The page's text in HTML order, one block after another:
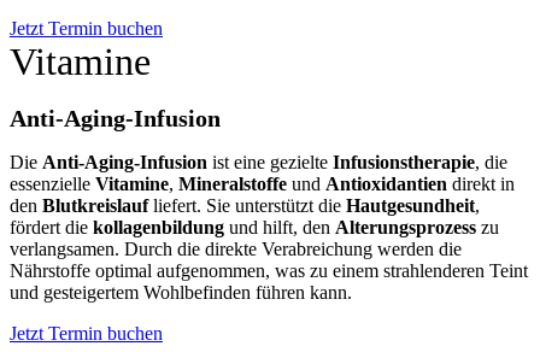
Jetzt Termin buchen
Vitamine
Anti-Aging-Infusion
Die Anti-Aging-Infusion ist eine gezielte Infusionstherapie, die
essenzielle Vitamine, Mineralstoffe und Antioxidantien direkt in
den Blutkreislaufliefert. Sie unterstützt die Hautgesundheit,
fördert die kollagenbildung und hilft, den Alterungsprozess zu
verlangsamen. Durch die direkte Verabreichung werden die
Nährstoffe optimal aufgenommen, was zu einem strahlenderen Teint
und gesteigertem Wohlbefinden führen kann.
Jetzt Termin buchen